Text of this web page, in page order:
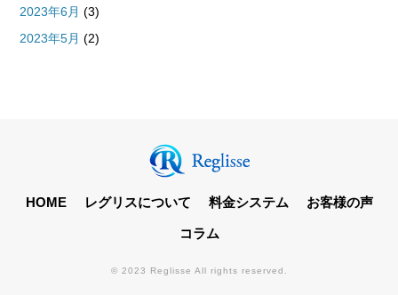
2023年6月 (3)
2023年5月 (2)
HOME レグリスについて 料金システム お客様の声
コラム
© 2023 Reglisse All rights reserved.